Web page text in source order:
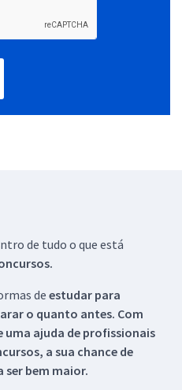
de tudo o que está
de estudar para
o quanto antes. Com
ajuda de profissionais
a sua chance de
ser bem maior.